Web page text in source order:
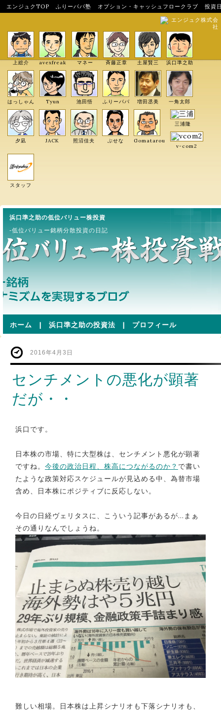
エンジュクTOP ふりーパパ塾 オプション・キャッシュフロークラブ
投資
エンジュク株式会
社
上総介 avexfreak マネー 斉藤正章 土屋賢三 浜口準之助
はっしゃん Tyun 池田悟 ふりーパパ 増田丞美 一角太郎
夕凪 JACK 照沼佳夫 ぶせな Gomatarou
三浦隆
v-com2
スタッフ
浜口準之助の低位バリュー株投資
-低位バリュー銘柄分散投資の日記
ホーム | 浜口準之助の投資法 | プロフィール
2016年4月3日
センチメントの悪化が顕著
だが・・
浜口です。
日本株の市場、特に大型株は、センチメント悪化が顕著
ですね。 今後の政治日程、株高につながるのか？ で書い
たような政策対応スケジュールが見込める中、為替市場
含め、日本株にポジティブに反応しない。
今日の日経ヴェリタスに、こういう記事があるが…まぁ
その通りなんでしょうね。
難しい相場。日本株は上昇シナリオも下落シナリオも、